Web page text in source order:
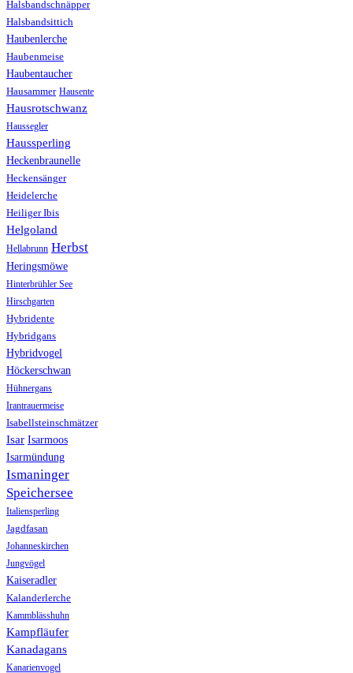
Halsbandschnäpper
Halsbandsittich
Haubenlerche
Haubenmeise
Haubentaucher
Hausammer Hausente
Hausrotschwanz
Haussegler
Haussperling
Heckenbraunelle
Heckensänger
Heidelerche
Heiliger Ibis
Helgoland
Hellabrunn Herbst
Heringsmöwe
Hinterbrühler See
Hirschgarten
Hybridente
Hybridgans
Hybridvogel
Höckerschwan
Hühnergans
Irantrauermeise
Isabellsteinschmätzer
Isar Isarmoos
Isarmündung
Ismaninger
Speichersee
Italiensperling
Jagdfasan
Johanneskirchen
Jungvögel
Kaiseradler
Kalanderlerche
Kammblässhuhn
Kampfläufer
Kanadagans
Kanarienvogel